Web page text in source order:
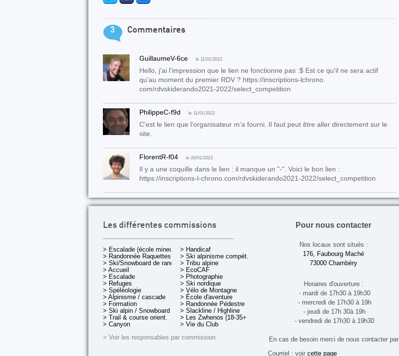
3 Commentaires
GuillaumeV-6ce le 11/01/2022
Hello, j'ai l'impression que le lien ne fonctionne pas :$ Est ce qu'il ne sera actif
qu'au moment du premier RDV ? https://inscriptions-lchrono.
com/rdvskiderando2021-2022/select_competition
PhilippeC-f9d le 11/01/2022
C'est le lien que l'organisateur m'a fourni. Il faut peut être aller directement sur le
site.
FlorentR-f04 le 20/01/2022
Il y a une coquille dans le lien : il manque un "-". Voici le bon lien :
https://inscriptions-l-chrono.com/rdvskiderando2021-2022/select_competition
Les différentes commissions
> Escalade (école mineurs)
> Randonnée Raquettes
> Ski/Snowboard de rando.
> Accueil
> Escalade
> Refuges
> Spéléologie
> Alpinisme / cascade
> Formation
> Ski alpin / Snowboard
> Trail & course orient.
> Canyon
> Handicaf
> Ski alpinisme compét.
> Tribu alpine
> EcoCAF
> Photographie
> Ski nordique
> Vélo de Montagne
> École d'aventure
> Randonnée Pédestre
> Slackline / Highline
> Les Zwhenos (18-35+ ans)
> Vie du Club
> Voir les responsables par commission
Pour nous contacter
Nos locaux sont situés :
176, Faubourg Maché
73000 Chambéry
Horaires d'ouverture :
- mardi de 17h30 à 19h30
- mercredi de 17h30 à 19h
- jeudi de 17h 30à 19h
- vendredi de 17h30 à 19h30
En cas de besoin merci de nous contacter par
Courriel : voir cette page